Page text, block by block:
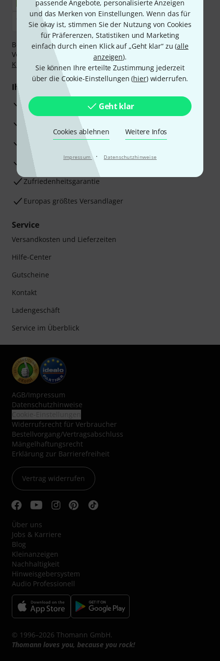
passende Angebote, personalisierte Anzeigen
und das Merken von Einstellungen. Wenn das für
Sie okay ist, stimmen Sie der Nutzung von Cookies
für Präferenzen, Statistiken und Marketing
einfach durch einen Klick auf „Geht klar“ zu (alle
anzeigen).
Sie können Ihre erteilte Zustimmung jederzeit
über die Cookie-Einstellungen (hier) widerrufen.
Geht klar
Cookies ablehnen Weitere Infos
Impressum · Datenschutzhinweise
Bezahlen Sie vertraulich und sicher per Nachnahme,
Vorkasse, PayPal, Amazon Pay,Klarna Sofort bezahlen
Klarna Ratenzahlungoder Kreditkarte.
Ihre Vorteile
3 Jahre Thomann Garantie
30 Tage Money-Back-Garantie
Reparaturservice
Beratung durch Fachexperten
Zufriedenheitsgarantie
Europas größtes Versandlager
Service
Versandkosten und Lieferzeiten
Hilfe-Center
Gutscheine
Kontakt
Ladengeschäft
Service im Überblick
AGB/Impressum
Datenschutzhinweise
Widerrufsrecht für Verbraucher
Bestellvorgang/Vertragsabschluss
Mängelhaftungsrecht
Erklärung zur Barrierefreiheit
Vertrag widerrufen
Über uns
Jobs & Karriere
Blog
Kleinanzeigen
Nachhaltigkeit
Hinweisgebersystem
Audio Professionell
© 1996–2026 Thomann GmbH.
Thomann loves you, because you rock!